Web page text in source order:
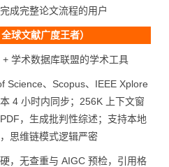
成完整论文流程的用户
球文献广度王者）
学术数据库联盟的学术工具
Science、Scopus、IEEE Xplore
4 小时内同步；256K 上下文窗
，生成批判性综述；支持本地
思维链模式逻辑严密
，无查重与 AIGC 预检，引用格